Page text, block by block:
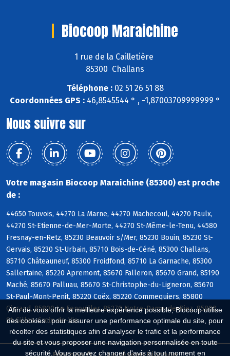
Afin de vous offrir la meilleure expérience possible, Biocoop utilise
des cookies : pour assurer une performance optimale du site, pour
récolter des statistiques afin d'analyser le trafic et la performance
du site et vous proposer une navigation personnalisée en toute
sécurité. Vous pouvez changer d'avis à tout moment en
Biocoop Maraichine
1 rue de la Cailletière
85300 Challans
Téléphone :02 51 26 51 88
Coordonnées GPS : 46,8545544 ° , -1,87003709999999 °
Nous suivre sur
Votre magasin Biocoop Maraichine (85300) est proche
de :
44650 Touvois, 44270 La Marne, 44270 Machecoul, 44270 Paulx,
44270 St-Etienne-de-Mer-Morte, 44270 St-Même-le-Tenu, 44580
Fresnay-en-Retz, 85230 Beauvoir s/Mer, 85230 Bouin, 85230 St-
Gervais, 85230 St-Urbain, 85710 Bois-de-Céné, 85300 Challans,
85710 Châteauneuf, 85300 Froidfond, 85710 La Garnache, 85300
Sallertaine, 85220 Apremont, 85670 Falleron, 85670 Grand, 85190
Maché, 85670 Palluau, 85670 St-Christophe-du-Ligneron, 85670
St-Paul-Mont-Penit, 85220 Coëx, 85220 Commequiers, 85800
Givrand, 85800 Le Fenouiller, 85270 Notre-Dame-de-Riez, 85800
St-Gilles-Croix-de-Vie